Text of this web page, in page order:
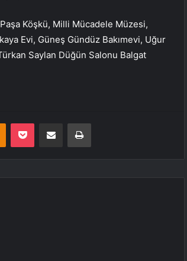
Köşkü, Milli Mücadele Müzesi,
Evi, Güneş Gündüz Bakımevi, Uğur
Saylan Düğün Salonu Balgat
Odnoklassniki
Pocket E-Posta ile paylaş Yazdır